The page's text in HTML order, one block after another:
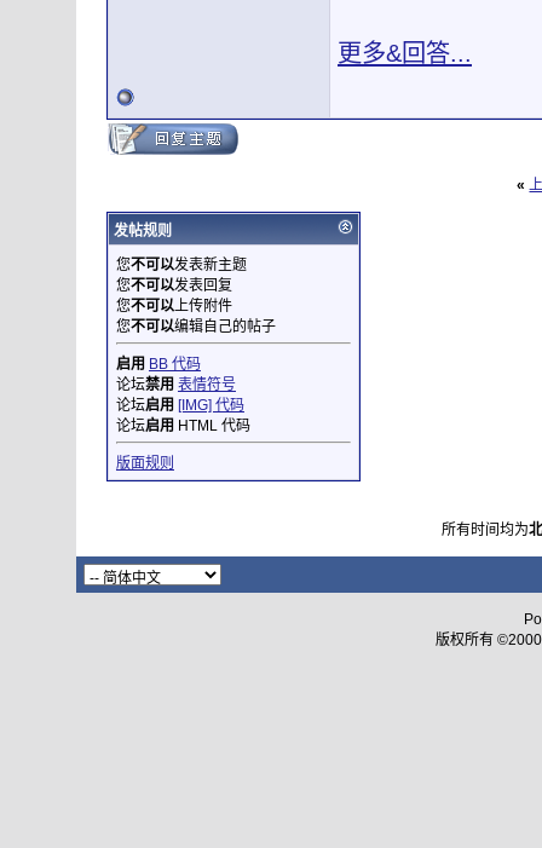
更多&回答...
«
发帖规则
您不可以发表新主题
您不可以发表回复
您不可以上传附件
您不可以编辑自己的帖子
启用 BB 代码
论坛禁用 表情符号
论坛启用 [IMG] 代码
论坛启用 HTML 代码
版面规则
所有时间均为
版权所有